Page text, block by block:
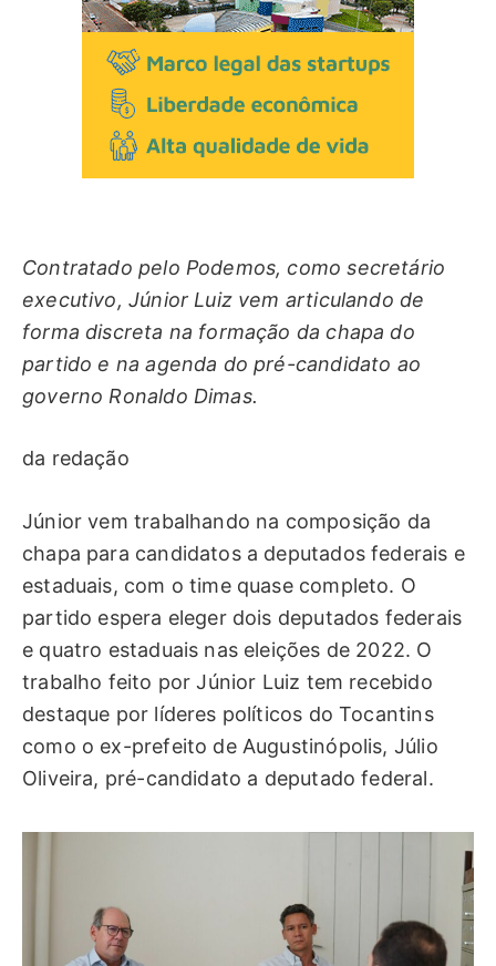
Contratado pelo Podemos, como secretário
executivo, Júnior Luiz vem articulando de
forma discreta na formação da chapa do
partido e na agenda do pré-candidato ao
governo Ronaldo Dimas.
da redação
Júnior vem trabalhando na composição da
chapa para candidatos a deputados federais e
estaduais, com o time quase completo. O
partido espera eleger dois deputados federais
e quatro estaduais nas eleições de 2022. O
trabalho feito por Júnior Luiz tem recebido
destaque por líderes políticos do Tocantins
como o ex-prefeito de Augustinópolis, Júlio
Oliveira, pré-candidato a deputado federal.